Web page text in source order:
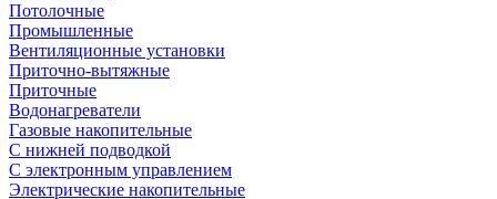
Потолочные
Промышленные
Вентиляционные установки
Приточно-вытяжные
Приточные
Водонагреватели
Газовые накопительные
С нижней подводкой
С электронным управлением
Электрические накопительные